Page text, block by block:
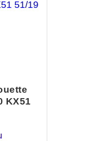
KX51